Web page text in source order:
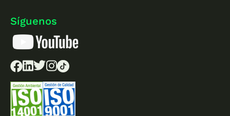
Síguenos